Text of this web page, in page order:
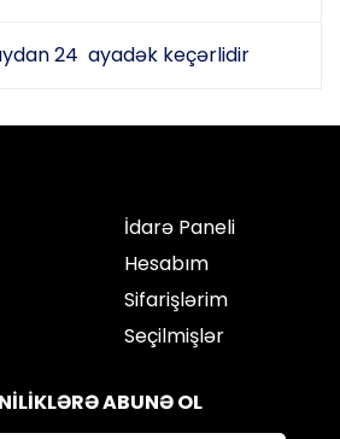
24 ayadək keçərlidir
İdarə Paneli
Hesabım
Sifarişlərim
Seçilmişlər
ABUNƏ OL